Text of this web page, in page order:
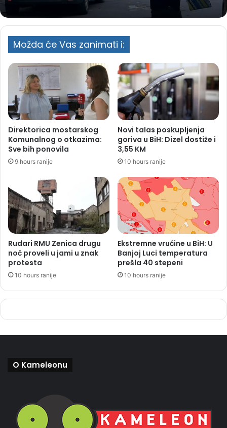
Možda će Vas zanimati i:
Direktorica mostarskog
Komunalnog o otkazima:
Sve bih ponovila
9 hours ranije
Novi talas poskupljenja
goriva u BiH: Dizel dostiže i
3,55 KM
10 hours ranije
Rudari RMU Zenica drugu
noć proveli u jami u znak
protesta
10 hours ranije
Ekstremne vrućine u BiH: U
Banjoj Luci temperatura
prešla 40 stepeni
10 hours ranije
O Kameleonu